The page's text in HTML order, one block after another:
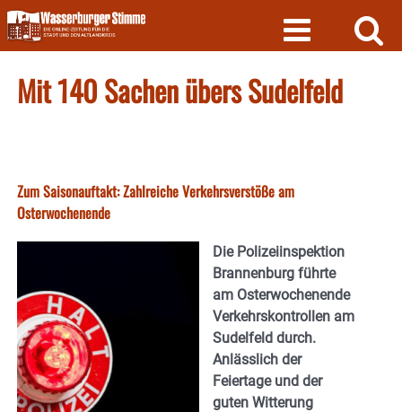
Skip
to
content
Mit 140 Sachen übers Sudelfeld
Zum Saisonauftakt: Zahlreiche Verkehrsverstöße am
Osterwochenende
Die Polizeiinspektion
Brannenburg führte
am Osterwochenende
Verkehrskontrollen am
Sudelfeld durch.
Anlässlich der
Feiertage und der
guten Witterung